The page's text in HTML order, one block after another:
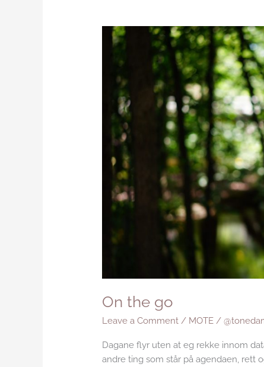
On the go
Leave a Comment / MOTE /
Dagane flyr uten at eg rekke innom
andre ting som står på agendaen, rett
On
the